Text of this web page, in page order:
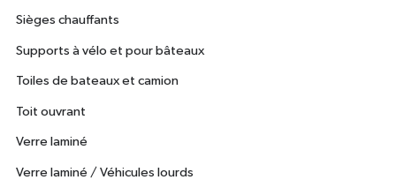
Sièges chauffants
Supports à vélo et pour bâteaux
Toiles de bateaux et camion
Toit ouvrant
Verre laminé
Verre laminé / Véhicules lourds